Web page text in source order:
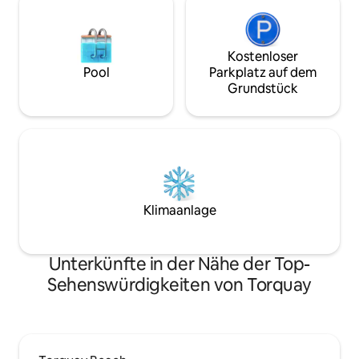
Pool
Kostenloser
Parkplatz auf dem
Grundstück
Klimaanlage
Unterkünfte in der Nähe der Top-
Sehenswürdigkeiten von Torquay